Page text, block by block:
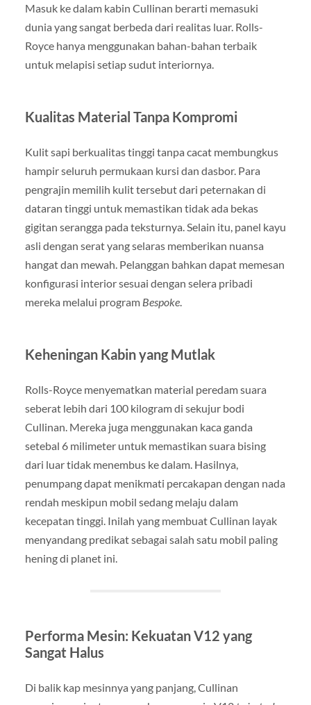
Masuk ke dalam kabin Cullinan berarti memasuki
dunia yang sangat berbeda dari realitas luar. Rolls-
Royce hanya menggunakan bahan-bahan terbaik
untuk melapisi setiap sudut interiornya.
Kualitas Material Tanpa Kompromi
Kulit sapi berkualitas tinggi tanpa cacat membungkus
hampir seluruh permukaan kursi dan dasbor. Para
pengrajin memilih kulit tersebut dari peternakan di
dataran tinggi untuk memastikan tidak ada bekas
gigitan serangga pada teksturnya. Selain itu, panel kayu
asli dengan serat yang selaras memberikan nuansa
hangat dan mewah. Pelanggan bahkan dapat memesan
konfigurasi interior sesuai dengan selera pribadi
mereka melalui program Bespoke.
Keheningan Kabin yang Mutlak
Rolls-Royce menyematkan material peredam suara
seberat lebih dari 100 kilogram di sekujur bodi
Cullinan. Mereka juga menggunakan kaca ganda
setebal 6 milimeter untuk memastikan suara bising
dari luar tidak menembus ke dalam. Hasilnya,
penumpang dapat menikmati percakapan dengan nada
rendah meskipun mobil sedang melaju dalam
kecepatan tinggi. Inilah yang membuat Cullinan layak
menyandang predikat sebagai salah satu mobil paling
hening di planet ini.
Performa Mesin: Kekuatan V12 yang
Sangat Halus
Di balik kap mesinnya yang panjang, Cullinan